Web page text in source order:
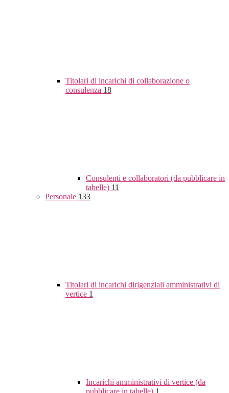
Titolari di incarichi di collaborazione o
consulenza 18
Consulenti e collaboratori (da pubblicare in
tabelle) 11
Personale 133
Titolari di incarichi dirigenziali amministrativi di
vertice 1
Incarichi amministrativi di vertice (da